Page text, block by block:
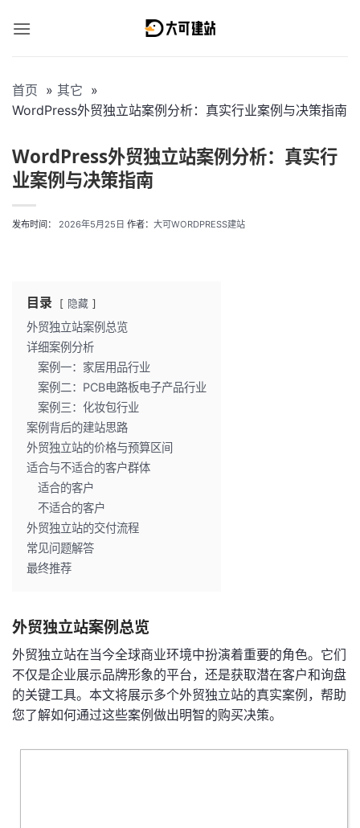
首页
其它
WordPress外贸独立站案例分析：真实行业案例与决策指南
WordPress外贸独立站案例分析：真实行
业案例与决策指南
发布时间： 2026年5月25日 作者： 大可WORDPRESS建站
目录 隐藏
外贸独立站案例总览
详细案例分析
案例一：家居用品行业
案例二：PCB电路板电子产品行业
案例三：化妆包行业
案例背后的建站思路
外贸独立站的价格与预算区间
适合与不适合的客户群体
适合的客户
不适合的客户
外贸独立站的交付流程
常见问题解答
最终推荐
外贸独立站案例总览
外贸独立站在当今全球商业环境中扮演着重要的角色。它们
不仅是企业展示品牌形象的平台，还是获取潜在客户和询盘
的关键工具。本文将展示多个外贸独立站的真实案例，帮助
您了解如何通过这些案例做出明智的购买决策。